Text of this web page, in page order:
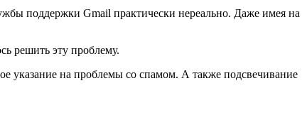
поддержки Gmail практически нереально. Даже имея на
решить эту проблему.
указание на проблемы со спамом. А также подсвечивание